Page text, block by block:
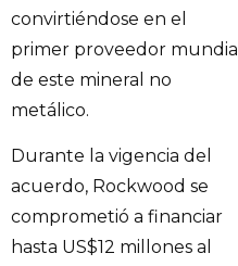
convirtiéndose en el
primer proveedor mundial
de este mineral no
metálico.
Durante la vigencia del
acuerdo, Rockwood se
comprometió a financiar
hasta US$12 millones al